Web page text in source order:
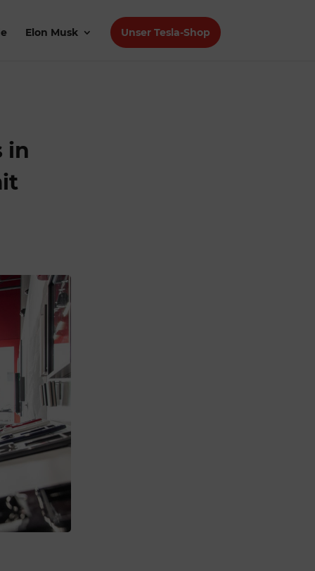
Elon Musk Unser Tesla-Shop
in